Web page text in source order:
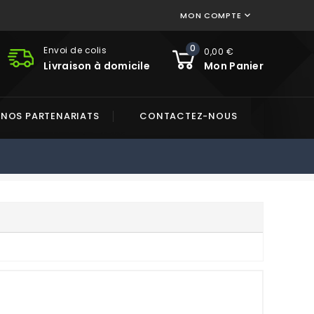
MON COMPTE 
0 0,00 €
Mon Panier
Envoi de colis
Livraison à domicile
NOS PARTENARIATS CONTACTEZ-NOUS